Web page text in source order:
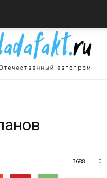
0
3688